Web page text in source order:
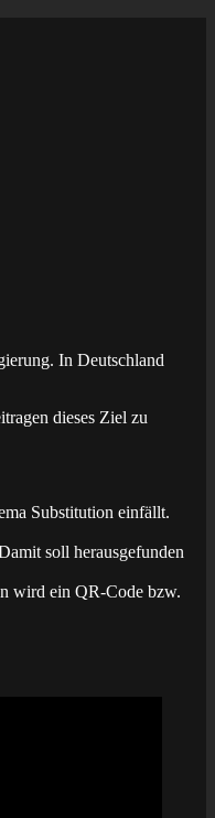
In Deutschland
dieses Ziel zu
Substitution einfällt.
soll herausgefunden
wird ein QR-Code bzw.